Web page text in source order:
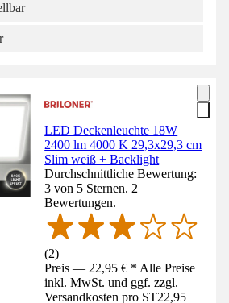
LED Deckenleuchte 18W
2400 lm 4000 K 29,3x29,3 cm
Slim weiß + Backlight
Durchschnittliche Bewertung:
3 von 5 Sternen. 2
Bewertungen.
(2)
Preis — 22,95 € * Alle Preise
inkl. MwSt. und ggf. zzgl.
Versandkosten pro ST22,95